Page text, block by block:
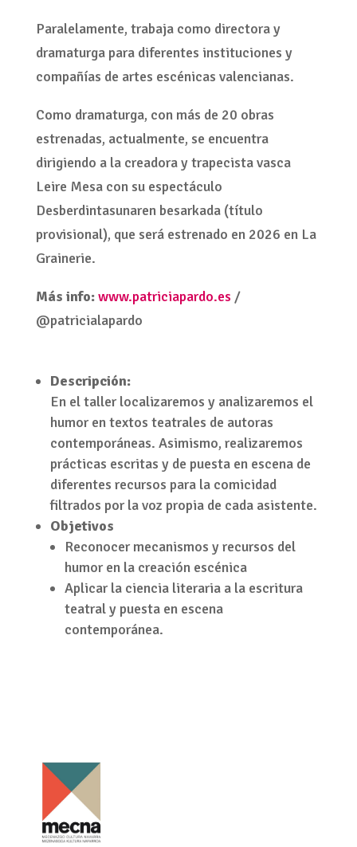
Paralelamente, trabaja como directora y
dramaturga para diferentes instituciones y
compañías de artes escénicas valencianas.
Como dramaturga, con más de 20 obras
estrenadas, actualmente, se encuentra
dirigiendo a la creadora y trapecista vasca
Leire Mesa con su espectáculo
Desberdintasunaren besarkada (título
provisional), que será estrenado en 2026 en La
Grainerie.
Más info:www.patriciapardo.es /
@patricialapardo
Descripción:
En el taller localizaremos y analizaremos el
humor en textos teatrales de autoras
contemporáneas. Asimismo, realizaremos
prácticas escritas y de puesta en escena de
diferentes recursos para la comicidad
filtrados por la voz propia de cada asistente.
Objetivos
Reconocer mecanismos y recursos del
humor en la creación escénica
Aplicar la ciencia literaria a la escritura
teatral y puesta en escena
contemporánea.